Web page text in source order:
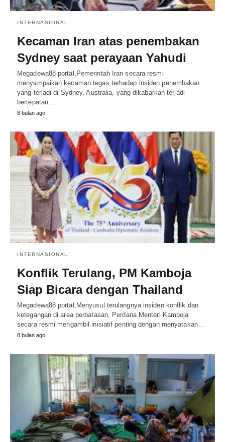
INTERNASIONAL
Kecaman Iran atas penembakan
Sydney saat perayaan Yahudi
Megadewa88 portal,Pemerintah Iran secara resmi
menyampaikan kecaman tegas terhadap insiden penembakan
yang terjadi di Sydney, Australia, yang dikabarkan terjadi
bertepatan…
8 bulan ago
INTERNASIONAL
Konflik Terulang, PM Kamboja
Siap Bicara dengan Thailand
Megadewa88 portal,Menyusul terulangnya insiden konflik dan
ketegangan di area perbatasan, Perdana Menteri Kamboja
secara resmi mengambil inisiatif penting dengan menyatakan…
8 bulan ago